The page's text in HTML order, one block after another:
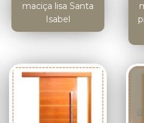
maciça lisa Santa
Isabel